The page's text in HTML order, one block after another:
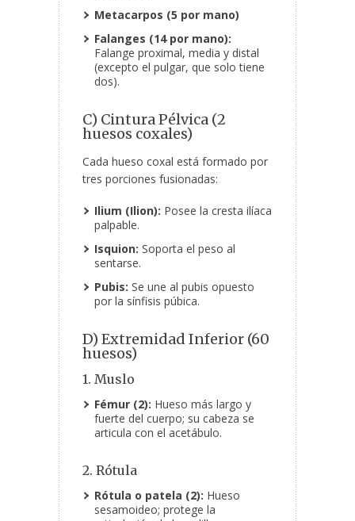
Metacarpos (5 por mano)
Falanges (14 por mano):
Falange proximal, media y distal
(excepto el pulgar, que solo tiene
dos).
C) Cintura Pélvica (2
huesos coxales)
Cada hueso coxal está formado por
tres porciones fusionadas:
Ilium (Ilion): Posee la cresta ilíaca
palpable.
Isquion: Soporta el peso al
sentarse.
Pubis: Se une al pubis opuesto
por la sínfisis púbica.
D) Extremidad Inferior (60
huesos)
1. Muslo
Fémur (2): Hueso más largo y
fuerte del cuerpo; su cabeza se
articula con el acetábulo.
2. Rótula
Rótula o patela (2): Hueso
sesamoideo; protege la